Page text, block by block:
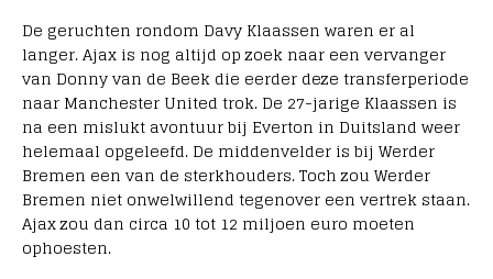
De geruchten rondom Davy Klaassen waren er al
langer. Ajax is nog altijd op zoek naar een vervanger
van Donny van de Beek die eerder deze transferperiode
naar Manchester United trok. De 27-jarige Klaassen is
na een mislukt avontuur bij Everton in Duitsland weer
helemaal opgeleefd. De middenvelder is bij Werder
Bremen een van de sterkhouders. Toch zou Werder
Bremen niet onwelwillend tegenover een vertrek staan.
Ajax zou dan circa 10 tot 12 miljoen euro moeten
ophoesten.